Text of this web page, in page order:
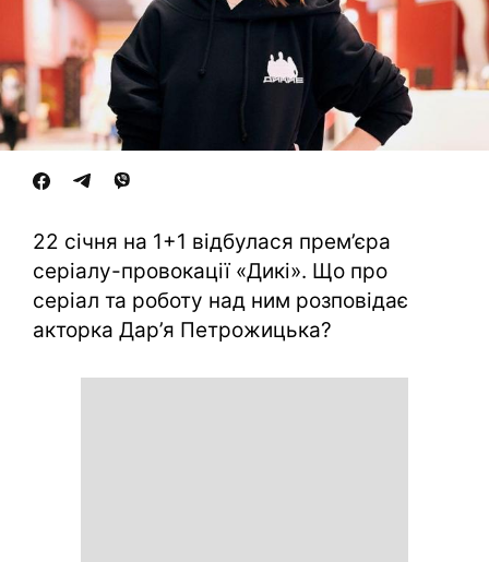
22 січня на 1+1 відбулася прем’єра
серіалу-провокації «Дикі». Що про
серіал та роботу над ним розповідає
акторка Дар’я Петрожицька?